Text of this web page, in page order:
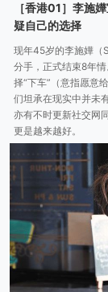
［香港01］李施
疑自己的选择
现年45岁的李施嬅（
分手，正式结束8年
择“下车”（意指愿意
们坦承在现实中并未
亦有不时更新社交网
更是越来越好。